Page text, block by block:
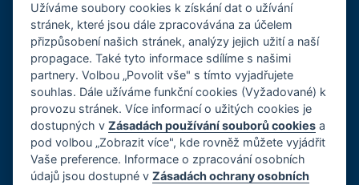
Ostatní
O společnosti
Kariéra
Reference
GDPR, Cookies
Imprint
Užíváme soubory cookies k získání dat o užívání
stránek, které jsou dále zpracovávána za účelem
přizpůsobení našich stránek, analýzy jejich užití a naší
propagace. Také tyto informace sdílíme s našimi
partnery. Volbou „Povolit vše" s tímto vyjadřujete
souhlas. Dále užíváme funkční cookies (Vyžadované) k
provozu stránek. Více informací o užitých cookies je
dostupných vZásadách používání souborů cookies a
pod volbou „Zobrazit více", kde rovněž můžete vyjádřit
Vaše preference. Informace o zpracování osobních
údajů jsou dostupné vZásadách ochrany osobních